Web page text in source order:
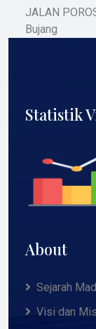
JALAN
Bujang
Statistik
About
Sejarah
Visi dan